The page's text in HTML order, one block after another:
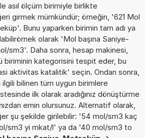
asıl ölçüm birimiyle birlikte
girmek mümkündür; örneğin, '621 Mol
Bunu yaparken birimin tam adı ya
olarak 'Mol başına Saniye-
sm3'. Daha sonra, hesap makinesi,
biriminin kategorisini tespit eder, bu
aktivitas katalitik' seçin. Ondan sonra,
bilinen tüm uygun birimlere
ilk olarak aradığınız dönüştürme
emin olursunuz. Alternatif olarak,
şu şekilde girilebilir: '54 mol/sm3 kaç
sm3 yi mkat/l' ya da '40 mol/sm3 to